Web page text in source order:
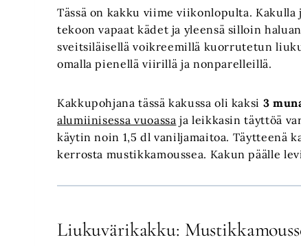
Tässä on kakku viime viikonlopulta.
tekoon vapaat kädet ja yleensä silloin
sveitsiläisellä voikreemillä kuorrutetun
omalla pienellä viirillä ja nonparelleillä.
Kakkupohjana tässä kakussa oli kaksi 3
alumiinisessa vuoassa ja leikkasin täyttöä
käytin noin 1,5 dl vaniljamaitoa. Täytteenä
kerrosta mustikkamoussea. Kakun päälle
Liukuvärikakku: